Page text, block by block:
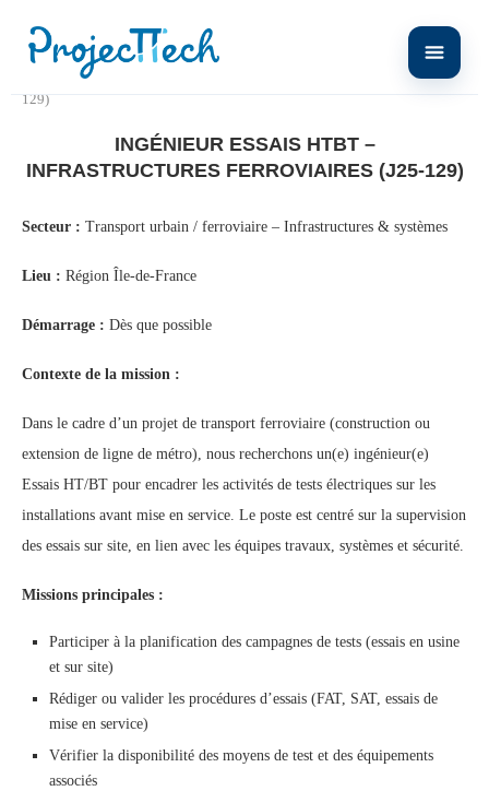
Ingénieur Essais HTBT – Infrastructures ferroviaires (J25-
129)
INGÉNIEUR ESSAIS HTBT –
INFRASTRUCTURES FERROVIAIRES (J25-129)
Secteur : Transport urbain / ferroviaire – Infrastructures & systèmes
Lieu : Région Île-de-France
Démarrage : Dès que possible
Contexte de la mission :
Dans le cadre d’un projet de transport ferroviaire (construction ou
extension de ligne de métro), nous recherchons un(e) ingénieur(e)
Essais HT/BT pour encadrer les activités de tests électriques sur les
installations avant mise en service. Le poste est centré sur la supervision
des essais sur site, en lien avec les équipes travaux, systèmes et sécurité.
Missions principales :
Participer à la planification des campagnes de tests (essais en usine
et sur site)
Rédiger ou valider les procédures d’essais (FAT, SAT, essais de
mise en service)
Vérifier la disponibilité des moyens de test et des équipements
associés